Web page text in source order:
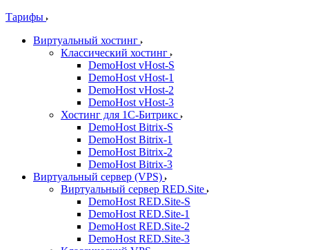
Тарифы
Виртуальный хостинг
Классический хостинг
DemoHost vHost-S
DemoHost vHost-1
DemoHost vHost-2
DemoHost vHost-3
Хостинг для 1С-Битрикс
DemoHost Bitrix-S
DemoHost Bitrix-1
DemoHost Bitrix-2
DemoHost Bitrix-3
Виртуальный сервер (VPS)
Виртуальный сервер RED.Site
DemoHost RED.Site-S
DemoHost RED.Site-1
DemoHost RED.Site-2
DemoHost RED.Site-3